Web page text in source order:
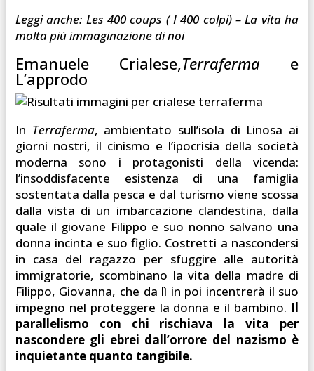
Leggi anche: Les 400 coups ( I 400 colpi) – La vita ha
molta più immaginazione di noi
Emanuele Crialese,Terraferma e
L’approdo
In Terraferma, ambientato sull’isola di Linosa ai
giorni nostri, il cinismo e l’ipocrisia della società
moderna sono i protagonisti della vicenda:
l’insoddisfacente esistenza di una famiglia
sostentata dalla pesca e dal turismo viene scossa
dalla vista di un imbarcazione clandestina, dalla
quale il giovane Filippo e suo nonno salvano una
donna incinta e suo figlio. Costretti a nascondersi
in casa del ragazzo per sfuggire alle autorità
immigratorie, scombinano la vita della madre di
Filippo, Giovanna, che da lì in poi incentrerà il suo
impegno nel proteggere la donna e il bambino. Il
parallelismo con chi rischiava la vita per
nascondere gli ebrei dall’orrore del nazismo è
inquietante quanto tangibile.